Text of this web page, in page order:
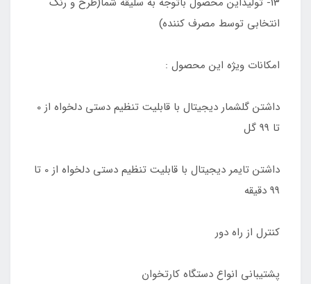
انتخابی توسط مصرف کننده)
امکانات ویژه این محصول :
داشتن گلشمار دیجیتال با قابلیت تنظیم دستی دلخواه از 0
تا 99 گل
داشتن تایمر دیجیتال با قابلیت تنظیم دستی دلخواه از 0 تا
99 دقیقه
کنترل از راه دور
پشتیبانی انواع دستگاه کارتخوان